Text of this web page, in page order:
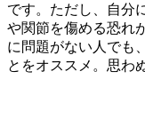
です。ただし、自分
や関節を傷める恐れ
に問題がない人でも
とをオススメ。思わ